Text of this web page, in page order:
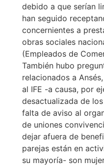
debido a que serían
han seguido
concernientes a
obras sociales
(Empleados de
También hubo
relacionados a
al IFE -a causa, por
desactualizada de
falta de aviso al
de uniones
dejar afuera de
parejas están en
su mayoría- son